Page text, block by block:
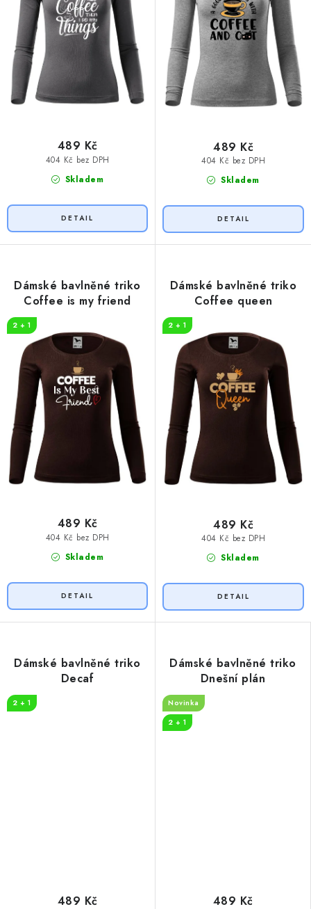
Skladem
404 Kč bez DPH
489 Kč
Skladem
404 Kč bez DPH
489 Kč
Dámské bavlněné triko
Coffee is my friend
2 + 1
Skladem
404 Kč bez DPH
489 Kč
Dámské bavlněné triko
Coffee queen
2 + 1
Skladem
404 Kč bez DPH
489 Kč
Dámské bavlněné triko
Decaf
2 + 1
489 Kč
Dámské bavlněné triko
Dnešní plán
Novinka
2 + 1
489 Kč